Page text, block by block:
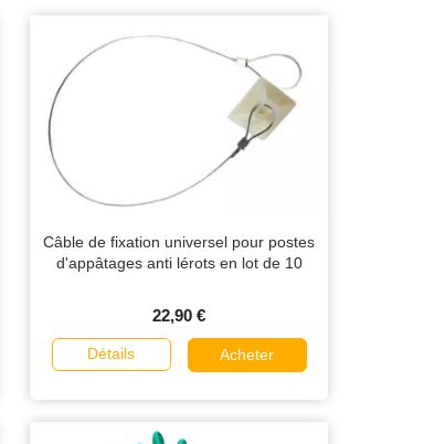
Câble de fixation universel pour postes
d'appâtages anti lérots en lot de 10
22,90 €
Détails Acheter